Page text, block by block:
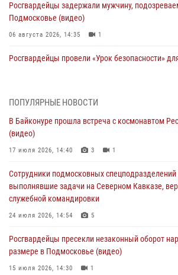
Росгвардейцы задержали мужчину,
Подмосковье (видео)
06 августа 2026, 14:35 1
Росгвардейцы провели «Урок безопасности»
подозреваемые в организации незаконной
изготовлении поддельных документов (видео)
05 августа 2026, 15:48
Сотрудники спецподразделения подмосковного
отработали навыки огневой подготовки на
04 августа 2026, 12:21
сигналам «Тревога» с охраняемых объектов в
04 августа 2026, 12:15
ПОПУЛЯРНЫЕ НОВОСТИ
В Байконуре прошла встреча с космонавтом
(видео)
17 июля 2026, 14:40 3 1
Сотрудники подмосковных спецподразделений
выполнявшие задачи на Северном Кавказе,
служебной командировки
24 июля 2026, 14:54 5
Росгвардейцы пресекли незаконный оборот
размере в Подмосковье (видео)
15 июля 2026, 14:30 1